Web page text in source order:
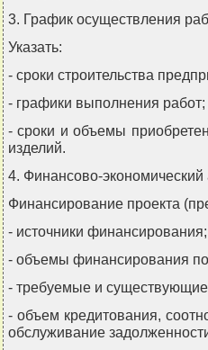
3. График осуществления
Указать:
- сроки строительства
- графики выполнения работ;
- сроки и объемы
изделий.
4. Финансово-экономический
Финансирование проекта
- источники финансирования;
- объемы финансирования
- требуемые и
- объем кредитования,
обслуживание